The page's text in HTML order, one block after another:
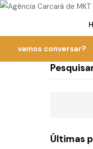
vamos conversar?
Últimas